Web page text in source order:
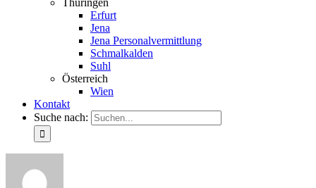
Thüringen
Erfurt
Jena
Jena Perso­nal­ver­mittlung
Schmal­kalden
Suhl
Öster­reich
Wien
Kontakt
Suche nach: